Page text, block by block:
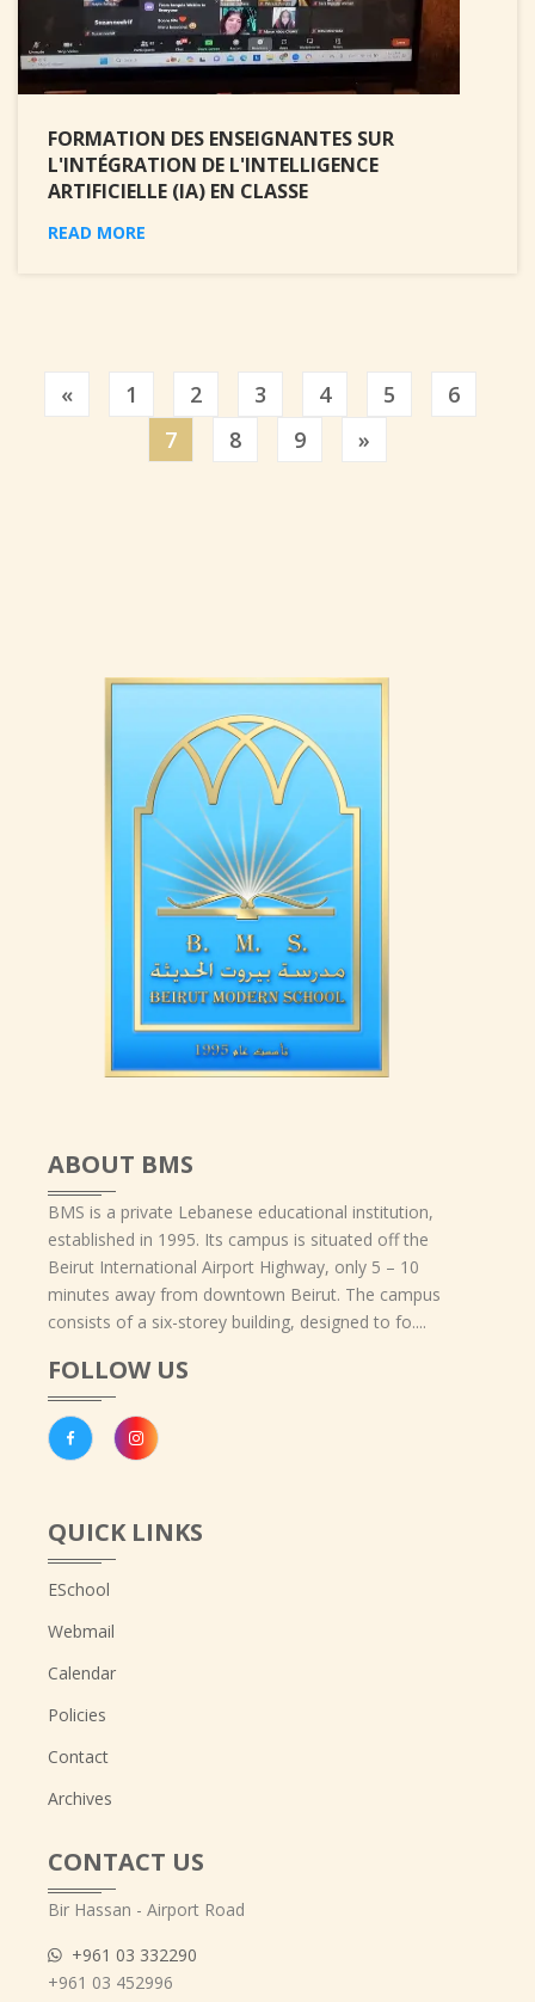
FORMATION DES ENSEIGNANTES SUR
L'INTÉGRATION DE L'INTELLIGENCE
ARTIFICIELLE (IA) EN CLASSE
READ MORE
«Previous
1 2 3 4 5
6
7
8 9 »
ABOUT BMS
BMS is a private Lebanese educational institution,
established in 1995. Its campus is situated off the
Beirut International Airport Highway, only 5 – 10
minutes away from downtown Beirut. The campus
consists of a six-storey building, designed to fo....
FOLLOW US
QUICK LINKS
ESchool
Webmail
Calendar
Policies
Contact
Archives
CONTACT US
Bir Hassan - Airport Road
+961 03 332290
+961 03 452996